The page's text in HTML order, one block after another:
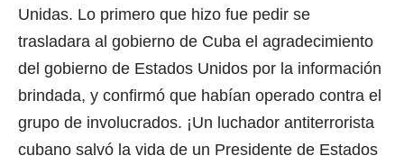
Unidas. Lo primero que hizo fue pedir se
trasladara al gobierno de Cuba el agradecimiento
del gobierno de Estados Unidos por la información
brindada, y confirmó que habían operado contra el
grupo de involucrados. ¡Un luchador antiterrorista
cubano salvó la vida de un Presidente de Estados